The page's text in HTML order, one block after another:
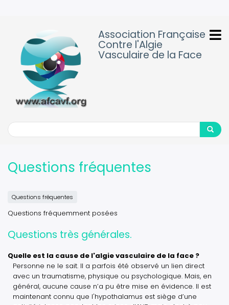
Association Française
Contre l'Algie
Vasculaire de la Face
Search
Search
Questions fréquentes
Questions fréquentes
Questions fréquemment posées
Questions très générales.
Quelle est la cause de l'algie vasculaire de la face ?
Personne ne le sait. Il a parfois été observé un lien direct
avec un traumatisme, physique ou psychologique. Mais, en
général, aucune cause n’a pu être mise en évidence. Il est
maintenant connu que l'hypothalamus est siège d’une